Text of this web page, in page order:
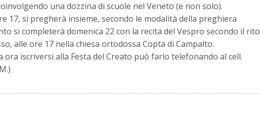
una dozzina di scuole nel Veneto (e non solo).
17, si pregherà insieme, secondo le modalità della preghiera
si completerà domenica 22 con la recita del Vespro secondo il rito
alle ore 17 nella chiesa ortodossa Copta di Campalto.
ora iscriversi alla Festa del Creato può farlo telefonando al cell.